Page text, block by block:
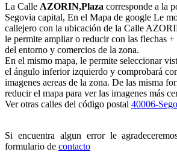
La Calle AZORIN,Plaza corresponde a la
Segovia capital, En el Mapa de google Le
callejero con la ubicación de la Calle
le permite ampliar o reducir con las flechas
del entorno y comercios de la zona.
En el mismo mapa, le permite seleccionar
el ángulo inferior izquierdo y comprobará
imagenes aereas de la zona. De las misma
reducir el mapa para ver las imagenes más
Ver otras calles del código postal 40006-
Si encuentra algun error le
formulario de contacto